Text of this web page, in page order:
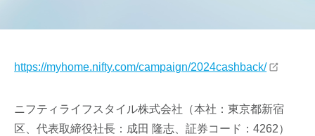
https://myhome.nifty.com/campaign/2024cashback/
ニフティライフスタイル株式会社（本社：東京都新宿
区、代表取締役社長：成田 隆志、証券コード：4262）